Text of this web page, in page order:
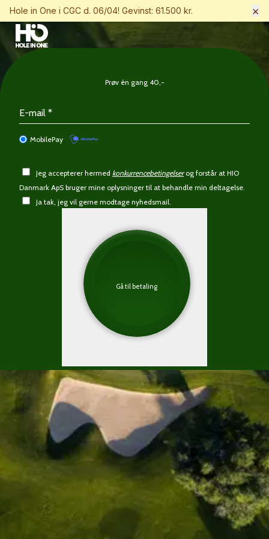
Hole in One i CGC d. 06/04! Gevinst: 61.500 kr. ×
Prøv én gang 40,-
MobilePay
Jeg accepterer hermed konkurrencebetingelserog forstår at HIO
Danmark ApS bruger mine oplysninger til at behandle min deltagelse.
Ja tak, jeg vil gerne modtage nyhedsmail.
Gå til betaling